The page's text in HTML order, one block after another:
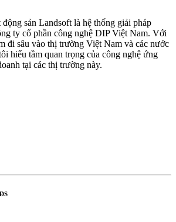
sản Landsoft là hệ thống giải pháp
ty cổ phần công nghệ DIP Việt Nam. Với
đi sâu vào thị trường Việt Nam và các nước
hiểu tầm quan trọng của công nghệ ứng
tại các thị trường này.